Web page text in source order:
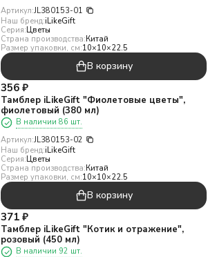
Артикул:JL380153-01
Наш бренд:iLikeGift
Серия:Цветы
Страна производства:Китай
Размер упаковки, см:10×10×22.5
В корзину
356 ₽
Тамблер iLikeGift "Фиолетовые цветы",
фиолетовый (380 мл)
В наличии 86 шт.
Артикул:JL380153-02
Наш бренд:iLikeGift
Серия:Цветы
Страна производства:Китай
Размер упаковки, см:10×10×22.5
В корзину
371 ₽
Тамблер iLikeGift "Котик и отражение",
розовый (450 мл)
В наличии 92 шт.